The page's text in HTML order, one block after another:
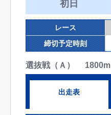
初日
レース
締切予定時刻
選抜戦（Ａ） 1800m
出走表